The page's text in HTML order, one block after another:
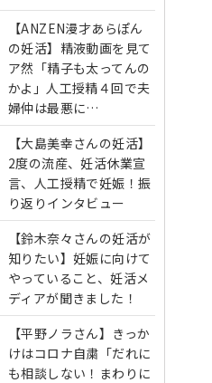
【ANZEN漫才あらぽん
の妊活】精液動画を見て
ア然「精子も太ってんの
かよ」人工授精４回で夫
婦仲は最悪に…
【大島美幸さんの妊活】
2度の流産、妊活休業宣
言、人工授精で妊娠！振
り返りインタビュー
【鈴木奈々さんの妊活が
知りたい】妊娠に向けて
やっていること、妊活メ
ディアが聞きました！
【平野ノラさん】きっか
けはコロナ自粛「だれに
も相談しない！まわりに